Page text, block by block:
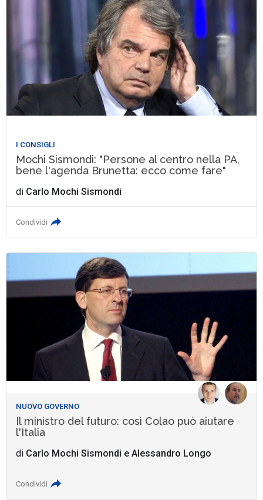
I CONSIGLI
Mochi Sismondi: "Persone al centro nella PA,
bene l'agenda Brunetta: ecco come fare"
di Carlo Mochi Sismondi
Condividi
NUOVO GOVERNO
Il ministro del futuro: così Colao può aiutare
l'Italia
di Carlo Mochi Sismondi eAlessandro Longo
Condividi